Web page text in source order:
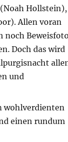
Hollstein),
Allen voran
noch
Doch das wird
und
wohlverdienten
einen rundum